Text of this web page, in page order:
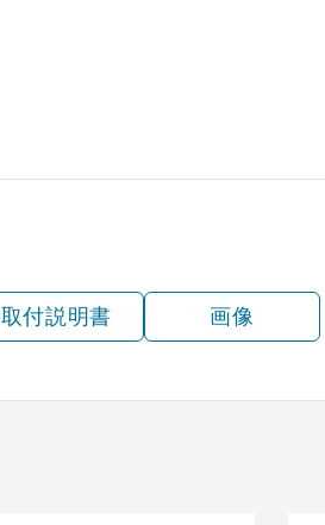
取付説明書 画像